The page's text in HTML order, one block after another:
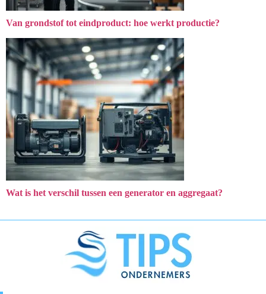
Van grondstof tot eindproduct: hoe werkt productie?
Wat is het verschil tussen een generator en aggregaat?